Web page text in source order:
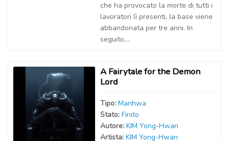
che ha provocato la morte di tutti i
lavoratori lì presenti, la base viene
abbandonata per tre anni. In
seguito,...
A Fairytale for the Demon
Lord
Tipo: Manhwa
Stato: Finito
Autore: KIM Yong-Hwan
Artista: KIM Yong-Hwan